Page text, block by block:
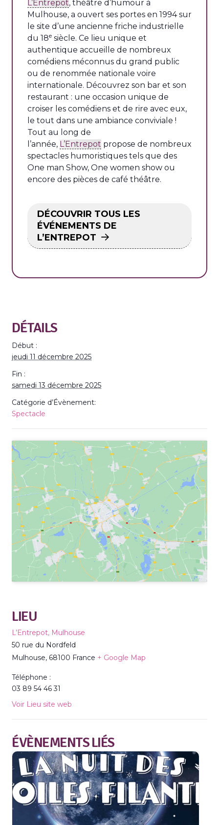
L’Entrepot, théâtre d’humour à
Mulhouse, a ouvert ses portes en 1994 sur
le site d’une ancienne friche industrielle
du 18e siècle. Ce lieu unique et
authentique accueille de nombreux
comédiens méconnus du grand public
ou de renommée nationale voire
internationale. Découvrez son bar et son
restaurant : une occasion unique de
croiser les comédiens et de rire avec eux,
le tout dans une ambiance conviviale !
Tout au long de
l’année, L’Entrepot propose de nombreux
spectacles humoristiques tels que des
One man Show, One women show ou
encore des pièces de café théâtre.
DÉCOUVRIR TOUS LES
ÉVÉNEMENTS DE
L’ENTREPOT
DÉTAILS
Début :
jeudi 11 décembre 2025
Fin :
samedi 13 décembre 2025
Catégorie d’Évènement:
Spectacle
LIEU
L’Entrepot, Mulhouse
50 rue du Nordfeld
Mulhouse, 68100 France + Google Map
Téléphone :
03 89 54 46 31
Voir Lieu site web
ÉVÈNEMENTS LIÉS